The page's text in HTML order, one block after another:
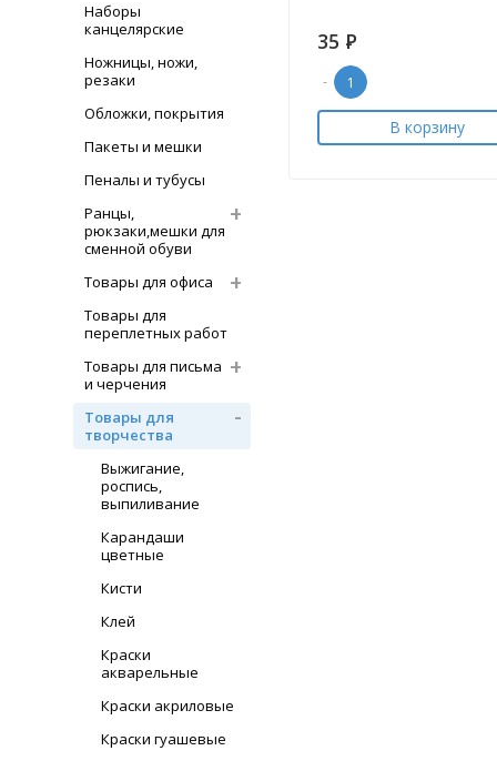
Наборы
канцелярские
Ножницы, ножи,
резаки
Обложки, покрытия
Пакеты и мешки
Пеналы и тубусы
Ранцы,
рюкзаки,мешки для
сменной обуви
Товары для офиса
Товары для
переплетных работ
Товары для письма
и черчения
Товары для
творчества
Выжигание,
роспись,
выпиливание
Карандаши
цветные
Кисти
Клей
Краски
акварельные
Краски акриловые
Краски гуашевые
35 Р
-
В корзину